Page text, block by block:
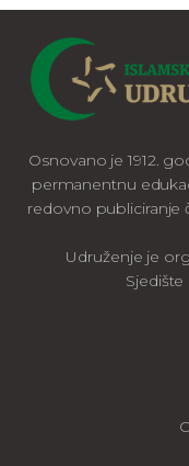
Osnovano je 1912.
permanentnu
redovno publiciranje
Udruženje je
Sjedište